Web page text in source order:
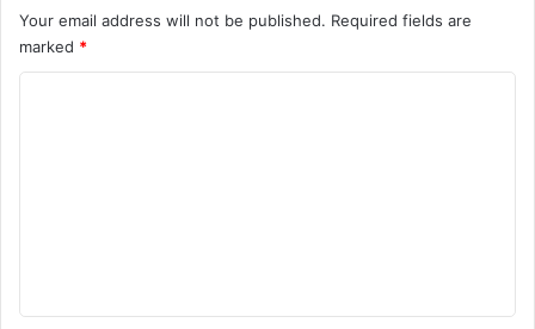
Your email address will not be published. Required fields are
marked *